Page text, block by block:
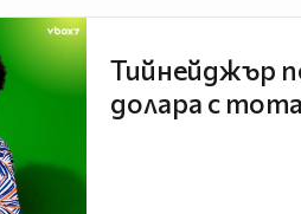
Тийнейджър
долара с